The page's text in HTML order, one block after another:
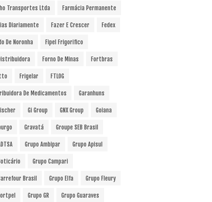
Transportes Ltda Farmácia Permanente
Diariamente Fazer E Crescer Fedex
De Noronha Fipel Frigorifico
Forno De Minas Fortbras
Frigelar FTLOG
De Medicamentos Garanhuns
Gi Group GNX Group Goiana
Gravatá Groupe SEB Brasil
Grupo Ambipar Grupo Apisul
Grupo Campari
Brasil Grupo Elfa Grupo Fleury
Grupo GR Grupo Guaraves